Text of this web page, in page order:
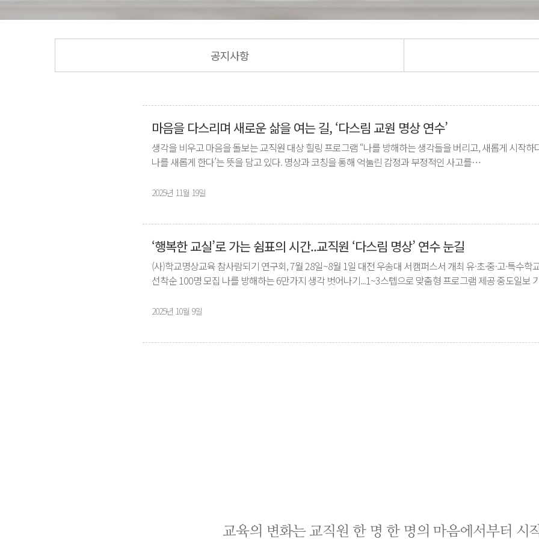
공지사항
마음을 다스리며 새로운 삶을 여는 길, ‘다스림 교원 명상 연수’
생각을 비우고 마음을 돌보는 교직원 대상 힐링 프로그램 “나를 방해하는 생각들을 버리고, 새롭게 시작하
나를 새롭게 한다’는 뜻을 담고 있다. 명상과 코칭을 통해 억눌린 감정과 부정적인 사고를…
2025년 11월 19일
‘행복한 교실’로 가는 쉼표의 시간..교직원 ‘다스림 명상’ 연수 눈길
(사)학교명상교육 참사람되기 연구회, 7월 28일~8월 1일 대전 우송대 서캠퍼스서 개최 유·초·중·고·특수학
선착순 100명 모집 나를 방해하는 6만가지 생각 벗어나기...1~3스텝으로 맞춤형 프로그램 제공 중도일보
2025년 10월 9일
교육의 변화는 교직원 한 명 한 명의 마음에서부터 시